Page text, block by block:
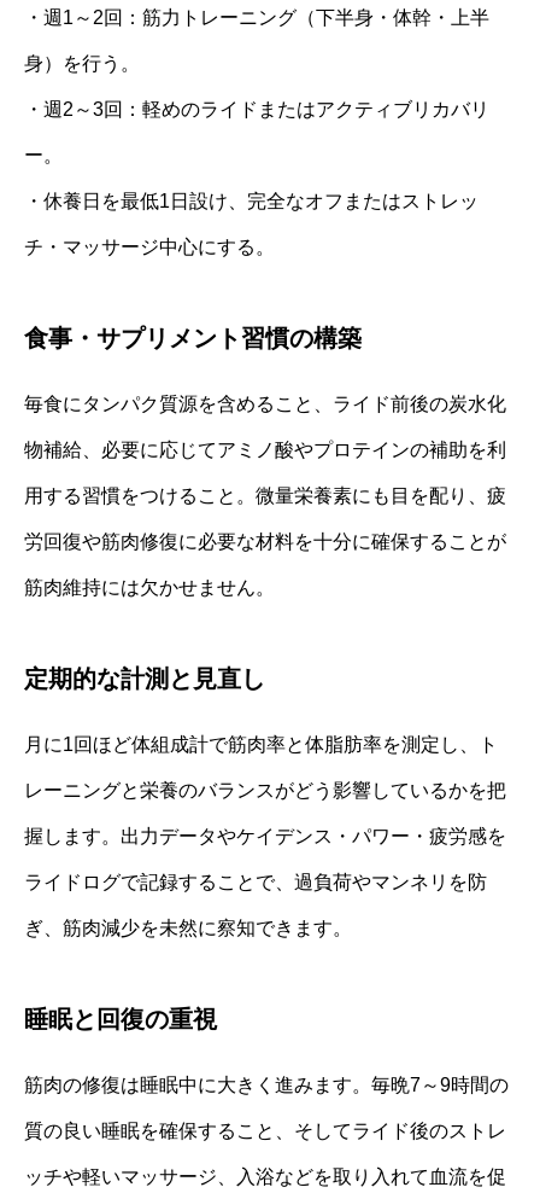
・週1～2回：筋力トレーニング（下半身・体幹・上半
身）を行う。
・週2～3回：軽めのライドまたはアクティブリカバリ
ー。
・休養日を最低1日設け、完全なオフまたはストレッ
チ・マッサージ中心にする。
食事・サプリメント習慣の構築
毎食にタンパク質源を含めること、ライド前後の炭水化
物補給、必要に応じてアミノ酸やプロテインの補助を利
用する習慣をつけること。微量栄養素にも目を配り、疲
労回復や筋肉修復に必要な材料を十分に確保することが
筋肉維持には欠かせません。
定期的な計測と見直し
月に1回ほど体組成計で筋肉率と体脂肪率を測定し、ト
レーニングと栄養のバランスがどう影響しているかを把
握します。出力データやケイデンス・パワー・疲労感を
ライドログで記録することで、過負荷やマンネリを防
ぎ、筋肉減少を未然に察知できます。
睡眠と回復の重視
筋肉の修復は睡眠中に大きく進みます。毎晩7～9時間の
質の良い睡眠を確保すること、そしてライド後のストレ
ッチや軽いマッサージ、入浴などを取り入れて血流を促